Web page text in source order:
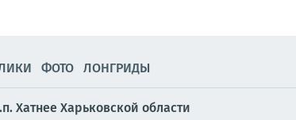
ФОТО ЛОНГРИДЫ
Хатнее Харьковской области